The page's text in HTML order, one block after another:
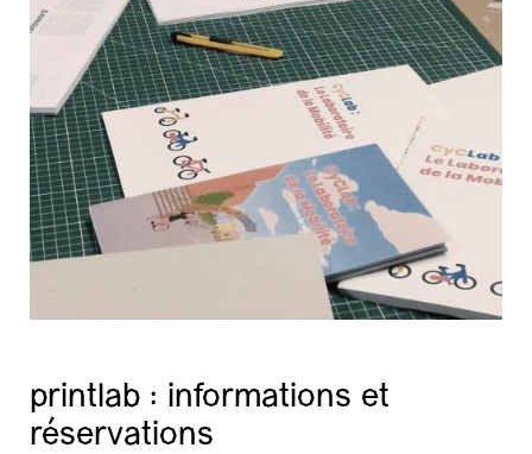
printlab : informations et
réservations